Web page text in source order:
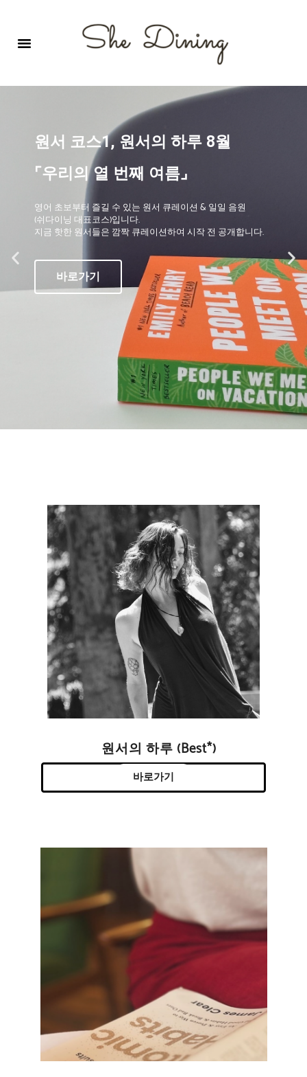
원서 코스1, 원서의 하루 8월
⌜우리의 열 번째 여름⌟
영어 초보부터 즐길 수 있는 원서 큐레이션 & 일일 음원
(쉬다이닝 대표코스)입니다.
지금 핫한 원서들은 깜짝 큐레이션하여 시작 전 공개합니다.
바로가기
원서의 하루 (Best*)
바로가기